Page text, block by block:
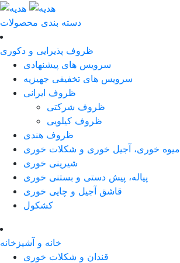
دسته بندی محصولات
ظروف پذیرایی و دکوری
سرویس های پیشنهادی
سرویس های تخفیفی جهیزیه
ظروف ایرانی
ظروف شرکتی
ظروف کیلویی
ظروف هندی
میوه خوری، آجیل خوری و شکلات خوری
شیرینی خوری
پیاله، پیش دستی و بستنی خوری
قاشق آجیل و چایی خوری
کشکول
خانه و آشپزخانه
قندان و شکلات خوری